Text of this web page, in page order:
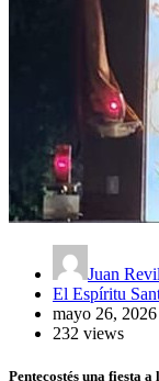
Juan
El Espíritu
mayo 26, 2026
232 views
Pentecostés una fiesta a